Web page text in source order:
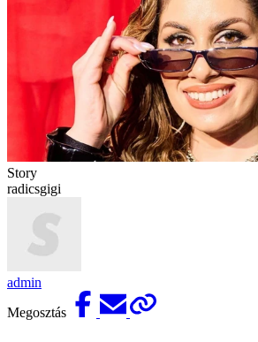
Story
radicsgigi
admin
Megosztás